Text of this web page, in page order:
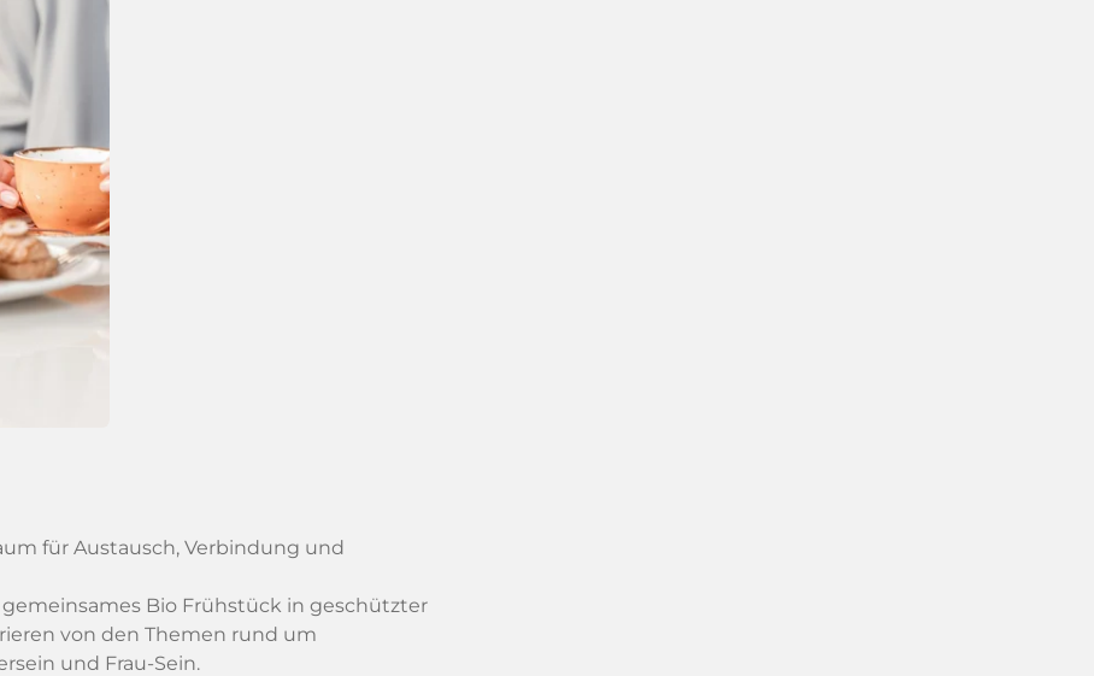
für Austausch, Verbindung und
Bio Frühstück in geschützter
von den Themen rund um
und Frau-Sein.